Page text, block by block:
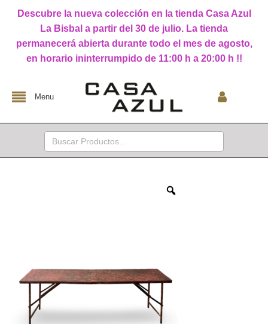
Descubre la nueva colección en la tienda Casa Azul
La Bisbal a partir del 30 de julio. La tienda
permanecerá abierta durante todo el mes de agosto,
en horario ininterrumpido de 11:00 h a 20:00 h !!
Menu
Buscar: